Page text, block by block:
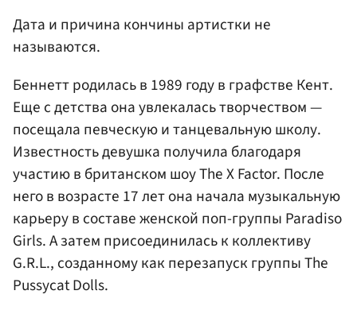
Дата и причина кончины артистки не
называются.
Беннетт родилась в 1989 году в графстве Кент.
Еще с детства она увлекалась творчеством —
посещала певческую и танцевальную школу.
Известность девушка получила благодаря
участию в британском шоу The X Factor. После
него в возрасте 17 лет она начала музыкальную
карьеру в составе женской поп-группы Paradiso
Girls. А затем присоединилась к коллективу
G.R.L., созданному как перезапуск группы The
Pussycat Dolls.